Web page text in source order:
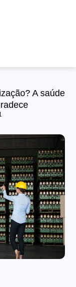
A saúde